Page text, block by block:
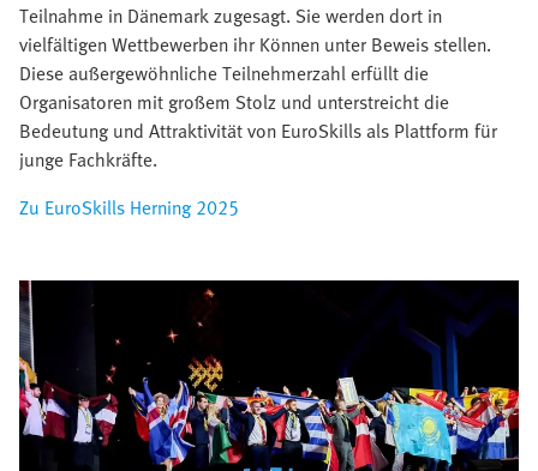
Teilnahme in Dänemark zugesagt. Sie werden dort in
vielfältigen Wettbewerben ihr Können unter Beweis stellen.
Diese außergewöhnliche Teilnehmerzahl erfüllt die
Organisatoren mit großem Stolz und unterstreicht die
Bedeutung und Attraktivität von EuroSkills als Plattform für
junge Fachkräfte.​
Zu EuroSkills Herning 2025